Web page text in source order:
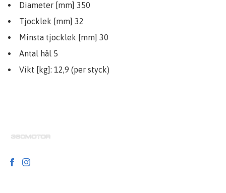
Diameter [mm] 350
Tjocklek [mm] 32
Minsta tjocklek [mm] 30
Antal hål 5
Vikt [kg]: 12,9 (per styck)